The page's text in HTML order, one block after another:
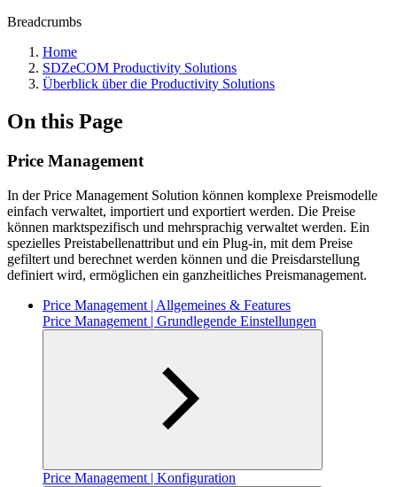
Breadcrumbs
Home
SDZeCOM Productivity Solutions
Überblick über die Productivity Solutions
On this Page
Price Management
In der Price Management Solution können komplexe Preismodelle
einfach verwaltet, importiert und exportiert werden. Die Preise
können marktspezifisch und mehrsprachig verwaltet werden. Ein
spezielles Preistabellenattribut und ein Plug-in, mit dem Preise
gefiltert und berechnet werden können und die Preisdarstellung
definiert wird, ermöglichen ein ganzheitliches Preismanagement.
Price Management | Allgemeines & Features
Price Management | Grundlegende Einstellungen
Price Management | Konfiguration